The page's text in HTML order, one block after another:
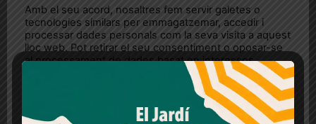
Amb el seu acord, nosaltres fem servir galetes o
tecnologies similars per emmagatzemar, accedir i
processar dades personals com la seva visita a aquest
lloc web. Pot retirar el seu consentiment o oposar-se
al processament de dades basat en interessos
legítims en qualsevol moment fent clic a "Ajustos de
cookies" o a la nostra Política de privacitat en aquest
lloc web. Si cliques "acceptar" dones el teu